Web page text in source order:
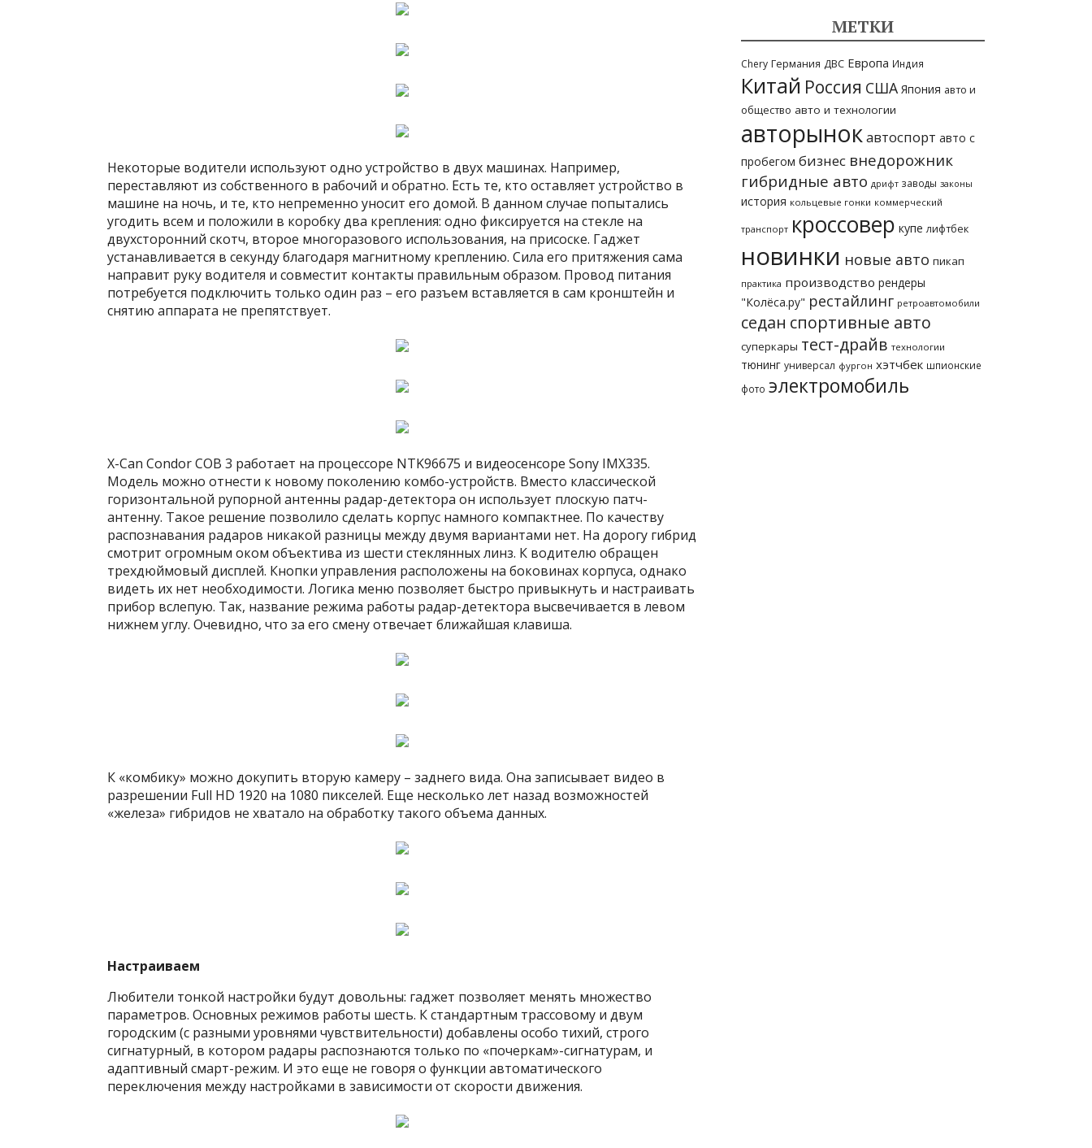
Некоторые водители используют одно устройство в двух машинах. Например,
переставляют из собственного в рабочий и обратно. Есть те, кто оставляет устройство в
машине на ночь, и те, кто непременно уносит его домой. В данном случае попытались
угодить всем и положили в коробку два крепления: одно фиксируется на стекле на
двухсторонний скотч, второе многоразового использования, на присоске. Гаджет
устанавливается в секунду благодаря магнитному креплению. Сила его притяжения сама
направит руку водителя и совместит контакты правильным образом. Провод питания
потребуется подключить только один раз – его разъем вставляется в сам кронштейн и
снятию аппарата не препятствует.
X-Can Condor COB 3 работает на процессоре NTK96675 и видеосенсоре Sony IMX335.
Модель можно отнести к новому поколению комбо-устройств. Вместо классической
горизонтальной рупорной антенны радар-детектора он использует плоскую патч-
антенну. Такое решение позволило сделать корпус намного компактнее. По качеству
распознавания радаров никакой разницы между двумя вариантами нет. На дорогу гибрид
смотрит огромным оком объектива из шести стеклянных линз. К водителю обращен
трехдюймовый дисплей. Кнопки управления расположены на боковинах корпуса, однако
видеть их нет необходимости. Логика меню позволяет быстро привыкнуть и настраивать
прибор вслепую. Так, название режима работы радар-детектора высвечивается в левом
нижнем углу. Очевидно, что за его смену отвечает ближайшая клавиша.
К «комбику» можно докупить вторую камеру – заднего вида. Она записывает видео в
разрешении Full HD 1920 на 1080 пикселей. Еще несколько лет назад возможностей
«железа» гибридов не хватало на обработку такого объема данных.
Настраиваем
Любители тонкой настройки будут довольны: гаджет позволяет менять множество
параметров. Основных режимов работы шесть. К стандартным трассовому и двум
городским (с разными уровнями чувствительности) добавлены особо тихий, строго
сигнатурный, в котором радары распознаются только по «почеркам»-сигнатурам, и
адаптивный смарт-режим. И это еще не говоря о функции автоматического
переключения между настройками в зависимости от скорости движения.
МЕТКИ
Chery Германия ДВС Европа Индия
Китай Россия США Япония авто и
общество авто и технологии
авторынокавтоспорт авто с
пробегом бизнес внедорожник
гибридные авто дрифт заводы законы
история кольцевые гонки коммерческий
транспорт кроссовер купе лифтбек
новинки новые авто пикап
практика производство рендеры
"Колёса.ру" рестайлинг ретроавтомобили
седан спортивные авто
суперкары тест-драйв технологии
тюнинг универсал фургон хэтчбек шпионские
фото электромобиль